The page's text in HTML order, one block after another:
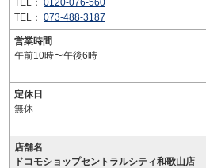
TEL： 0120-076-560
TEL： 073-488-3187
営業時間
午前10時〜午後6時
定休日
無休
店舗名
ドコモショップセントラルシティ和歌山店